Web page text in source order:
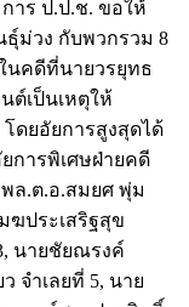
าร ป.ป.ช. ขอให้
ม่วง กับพวกรวม 8
นคดีที่นายวรยุทธ
ต์เป็นเหตุให้
โดยอัยการสูงสุดได้
การพิเศษฝ่ายคดี
ล.ต.อ.สมยศ พุ่ม
ฆประเสริฐสุข
นายชัยณรงค์
จำเลยที่ 5, นาย